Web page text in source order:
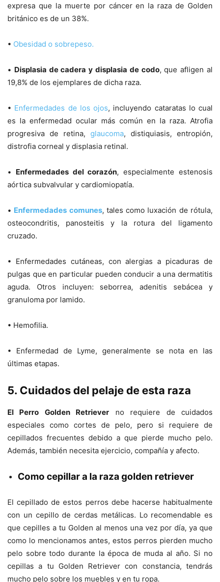
expresa que la muerte por cáncer en la raza de Golden
británico es de un 38%.
• Obesidad o sobrepeso.
• Displasia de cadera y displasia de codo, que afligen al
19,8% de los ejemplares de dicha raza.
• Enfermedades de los ojos, incluyendo cataratas lo cual
es la enfermedad ocular más común en la raza. Atrofia
progresiva de retina, glaucoma, distiquiasis, entropión,
distrofia corneal y displasia retinal.
• Enfermedades del corazón, especialmente estenosis
aórtica subvalvular y cardiomiopatía.
• Enfermedades comunes, tales como luxación de rótula,
osteocondritis, panosteitis y la rotura del ligamento
cruzado.
• Enfermedades cutáneas, con alergias a picaduras de
pulgas que en particular pueden conducir a una dermatitis
aguda. Otros incluyen: seborrea, adenitis sebácea y
granuloma por lamido.
• Hemofilia.
• Enfermedad de Lyme, generalmente se nota en las
últimas etapas.
5. Cuidados del pelaje de esta raza
El Perro Golden Retriever no requiere de cuidados
especiales como cortes de pelo, pero si requiere de
cepillados frecuentes debido a que pierde mucho pelo.
Además, también necesita ejercicio, compañía y afecto.
Como cepillar a la raza golden retriever
El cepillado de estos perros debe hacerse habitualmente
con un cepillo de cerdas metálicas. Lo recomendable es
que cepilles a tu Golden al menos una vez por día, ya que
como lo mencionamos antes, estos perros pierden mucho
pelo sobre todo durante la época de muda al año. Si no
cepillas a tu Golden Retriever con constancia, tendrás
mucho pelo sobre los muebles y en tu ropa.